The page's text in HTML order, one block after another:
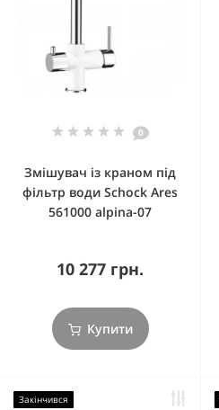
0
Змішувач із краном під
фільтр води Schock Ares
561000 alpina-07
10 277 грн.
Купити
Закінчився